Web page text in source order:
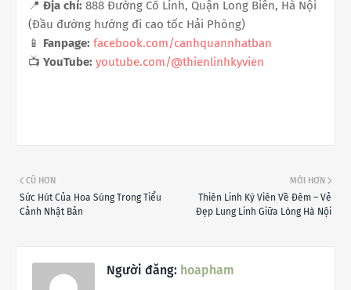
📍 Địa chỉ: 888 Đường Cổ Linh, Quận Long Biên, Hà Nội
(Đầu đường hướng đi cao tốc Hải Phòng)
📱 Fanpage: facebook.com/canhquannhatban
📺 YouTube: youtube.com/@thienlinhkyvien
MỚI HƠN
Thiên Linh Kỳ Viên Về Đêm – Vẻ
Đẹp Lung Linh Giữa Lòng Hà Nội
CŨ HƠN
Sức Hút Của Hoa Súng Trong Tiểu
Cảnh Nhật Bản
Người đăng: hoapham